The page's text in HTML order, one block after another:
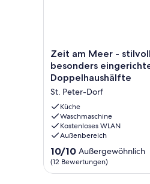
Zeit
am
Meer
-
stilvolle
und
ganz
besonders
eingerichtete
Doppelhaushälfte
St.
Peter-
Zeit am Meer -
besonders
Doppelhaushälfte
St. Peter-Dorf
Küche
Waschmaschine
Kostenloses WLAN
Außenbereich
10.0
von
10,
10/10 Außergewöhnlich
(12 Bewertungen)